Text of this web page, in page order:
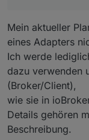
Mein aktueller
eines Adapters
Ich werde
dazu verwenden
(Broker/Client),
wie sie in
Details gehören
Beschreibung.